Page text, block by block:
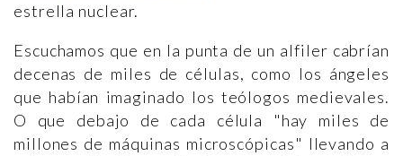
estrella nuclear.
Escuchamos que en la punta de un alfiler cabrían
decenas de miles de células, como los ángeles
que habían imaginado los teólogos medievales.
O que debajo de cada célula "hay miles de
millones de máquinas microscópicas" llevando a